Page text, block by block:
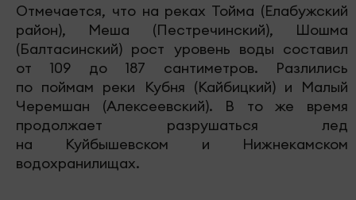
Отмечается, что на реках Тойма (Елабужский
район), Меша (Пестречинский), Шошма
(Балтасинский) рост уровень воды составил
от 109 до 187 сантиметров. Разлились
по поймам реки Кубня (Кайбицкий) и Малый
Черемшан (Алексеевский). В то же время
продолжает разрушаться лед
на Куйбышевском и Нижнекамском
водохранилищах.